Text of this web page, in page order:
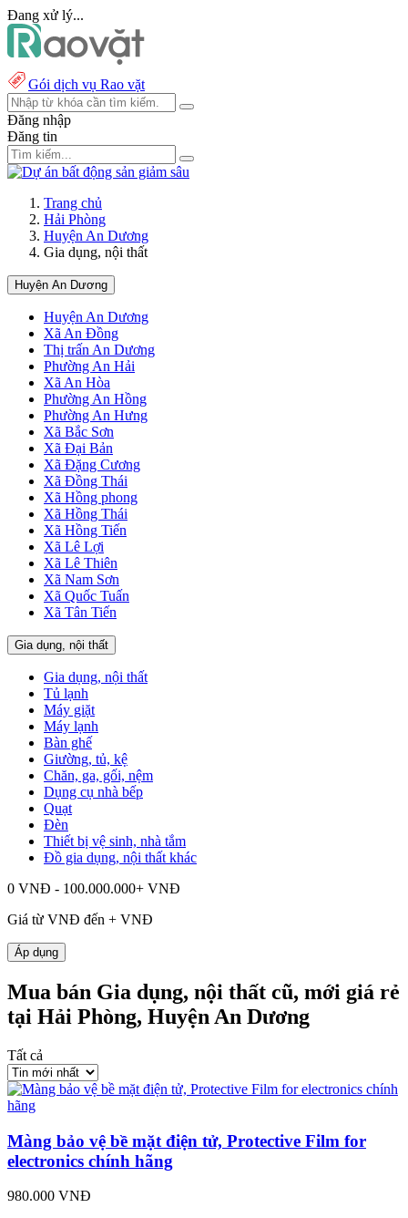
Đang xử lý...
Gói dịch vụ Rao vặt
Đăng nhập
Đăng tin
Trang chủ
Hải Phòng
Huyện An Dương
Gia dụng, nội thất
Huyện An Dương
Huyện An Dương
Xã An Đồng
Thị trấn An Dương
Phường An Hải
Xã An Hòa
Phường An Hồng
Phường An Hưng
Xã Bắc Sơn
Xã Đại Bản
Xã Đặng Cương
Xã Đồng Thái
Xã Hồng phong
Xã Hồng Thái
Xã Hồng Tiến
Xã Lê Lợi
Xã Lê Thiên
Xã Nam Sơn
Xã Quốc Tuấn
Xã Tân Tiến
Gia dụng, nội thất
Gia dụng, nội thất
Tủ lạnh
Máy giặt
Máy lạnh
Bàn ghế
Giường, tủ, kệ
Chăn, ga, gối, nệm
Dụng cụ nhà bếp
Quạt
Đèn
Thiết bị vệ sinh, nhà tắm
Đồ gia dụng, nội thất khác
0 VNĐ - 100.000.000+ VNĐ
Giá từ VNĐ đến + VNĐ
Áp dụng
Mua bán Gia dụng, nội thất cũ, mới giá rẻ
tại Hải Phòng, Huyện An Dương
Tất cả
Màng bảo vệ bề mặt điện tử, Protective Film for
electronics chính hãng
980.000 VNĐ